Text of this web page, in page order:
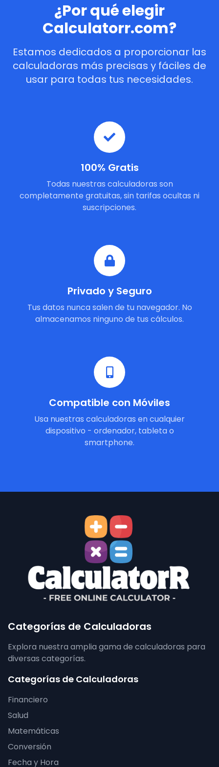
¿Por qué elegir
Calculatorr.com?
Estamos dedicados a proporcionar las
calculadoras más precisas y fáciles de
usar para todas tus necesidades.
100% Gratis
Todas nuestras calculadoras son
completamente gratuitas, sin tarifas ocultas ni
suscripciones.
Privado y Seguro
Tus datos nunca salen de tu navegador. No
almacenamos ninguno de tus cálculos.
Compatible con Móviles
Usa nuestras calculadoras en cualquier
dispositivo - ordenador, tableta o
smartphone.
Categorías de Calculadoras
Explora nuestra amplia gama de calculadoras para
diversas categorías.
Categorías de Calculadoras
Financiero
Salud
Matemáticas
Conversión
Fecha y Hora